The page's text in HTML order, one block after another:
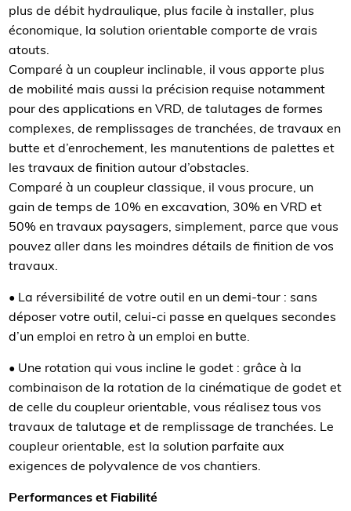
plus de débit hydraulique, plus facile à installer, plus
économique, la solution orientable comporte de vrais
atouts.
Comparé à un coupleur inclinable, il vous apporte plus
de mobilité mais aussi la précision requise notamment
pour des applications en VRD, de talutages de formes
complexes, de remplissages de tranchées, de travaux en
butte et d’enrochement, les manutentions de palettes et
les travaux de finition autour d’obstacles.
Comparé à un coupleur classique, il vous procure, un
gain de temps de 10% en excavation, 30% en VRD et
50% en travaux paysagers, simplement, parce que vous
pouvez aller dans les moindres détails de finition de vos
travaux.
• La réversibilité de votre outil en un demi-tour : sans
déposer votre outil, celui-ci passe en quelques secondes
d’un emploi en retro à un emploi en butte.
• Une rotation qui vous incline le godet : grâce à la
combinaison de la rotation de la cinématique de godet et
de celle du coupleur orientable, vous réalisez tous vos
travaux de talutage et de remplissage de tranchées. Le
coupleur orientable, est la solution parfaite aux
exigences de polyvalence de vos chantiers.
Performances et Fiabilité